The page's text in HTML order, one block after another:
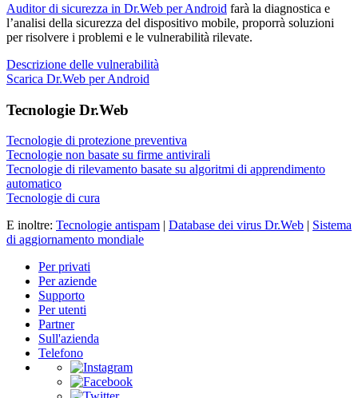
Auditor di sicurezza in Dr.Web per Android farà la diagnostica e
l’analisi della sicurezza del dispositivo mobile, proporrà soluzioni
per risolvere i problemi e le vulnerabilità rilevate.
Descrizione delle vulnerabilità
Scarica Dr.Web per Android
Tecnologie Dr.Web
Tecnologie di protezione preventiva
Tecnologie non basate su firme antivirali
Tecnologie di rilevamento basate su algoritmi di apprendimento
automatico
Tecnologie di cura
E inoltre: Tecnologie antispam | Database dei virus Dr.Web | Sistema
di aggiornamento mondiale
Per privati
Per aziende
Supporto
Per utenti
Partner
Sull'azienda
Telefono